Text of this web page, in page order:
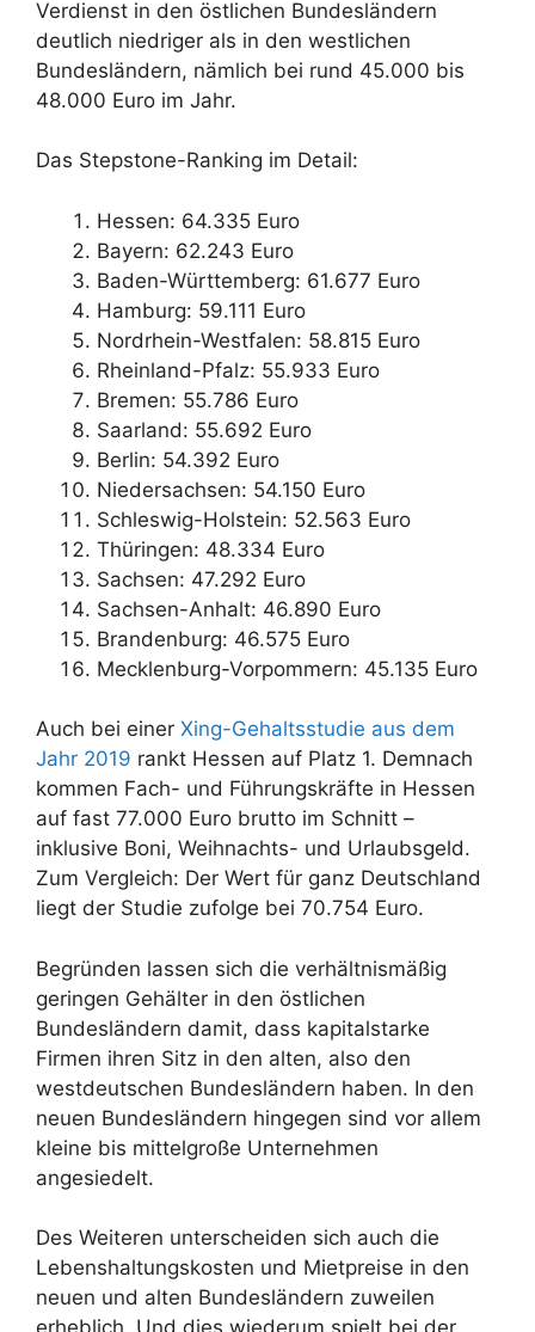
Verdienst in den östlichen Bundesländern
deutlich niedriger als in den westlichen
Bundesländern, nämlich bei rund 45.000 bis
48.000 Euro im Jahr.
Das Stepstone-Ranking im Detail:
Hessen: 64.335 Euro
Bayern: 62.243 Euro
Baden-Württemberg: 61.677 Euro
Hamburg: 59.111 Euro
Nordrhein-Westfalen: 58.815 Euro
Rheinland-Pfalz: 55.933 Euro
Bremen: 55.786 Euro
Saarland: 55.692 Euro
Berlin: 54.392 Euro
Niedersachsen: 54.150 Euro
Schleswig-Holstein: 52.563 Euro
Thüringen: 48.334 Euro
Sachsen: 47.292 Euro
Sachsen-Anhalt: 46.890 Euro
Brandenburg: 46.575 Euro
Mecklenburg-Vorpommern: 45.135 Euro
Auch bei einer Xing-Gehaltsstudie aus dem
Jahr 2019 rankt Hessen auf Platz 1. Demnach
kommen Fach- und Führungskräfte in Hessen
auf fast 77.000 Euro brutto im Schnitt –
inklusive Boni, Weihnachts- und Urlaubsgeld.
Zum Vergleich: Der Wert für ganz Deutschland
liegt der Studie zufolge bei 70.754 Euro.
Begründen lassen sich die verhältnismäßig
geringen Gehälter in den östlichen
Bundesländern damit, dass kapitalstarke
Firmen ihren Sitz in den alten, also den
westdeutschen Bundesländern haben. In den
neuen Bundesländern hingegen sind vor allem
kleine bis mittelgroße Unternehmen
angesiedelt.
Des Weiteren unterscheiden sich auch die
Lebenshaltungskosten und Mietpreise in den
neuen und alten Bundesländern zuweilen